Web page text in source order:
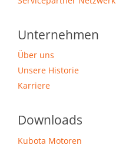
Unternehmen
Über uns
Unsere Historie
Karriere
Downloads
Kubota Motoren